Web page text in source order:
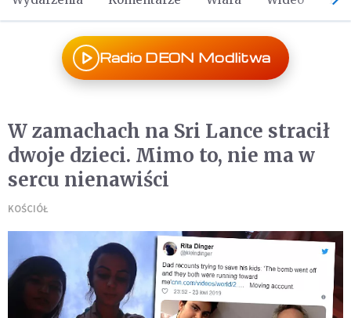
Radio DEON Modlitwa
W zamachach na Sri Lance stracił
dwoje dzieci. Mimo to, nie ma w
sercu nienawiści
KOŚCIÓŁ